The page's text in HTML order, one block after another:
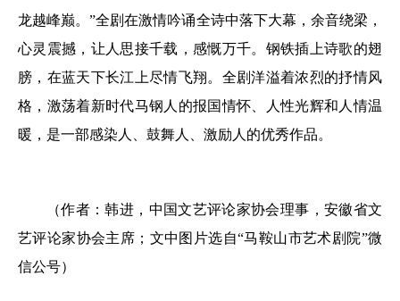
龙越峰巅。”全剧在激情吟诵全诗中落下大幕，余音绕梁，
心灵震撼，让人思接千载，感慨万千。钢铁插上诗歌的翅
膀，在蓝天下长江上尽情飞翔。全剧洋溢着浓烈的抒情风
格，激荡着新时代马钢人的报国情怀、人性光辉和人情温
暖，是一部感染人、鼓舞人、激励人的优秀作品。
（作者：韩进，中国文艺评论家协会理事，安徽省文
艺评论家协会主席；文中图片选自“马鞍山市艺术剧院”微
信公号）